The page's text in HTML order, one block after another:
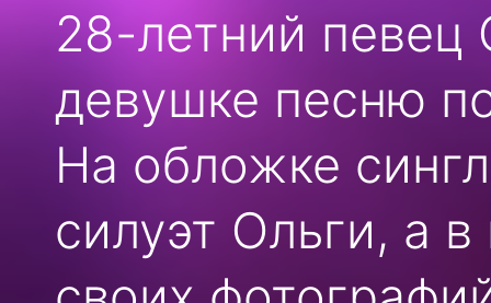
28-летний певец
девушке песню
На обложке
силуэт Ольги, а